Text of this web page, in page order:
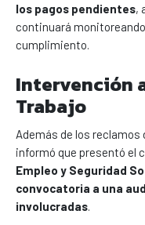
los pagos pendientes,
continuará
cumplimiento.
Intervención
Trabajo
Además de los reclamos
informó que presentó el
Empleo y Seguridad
convocatoria a una
involucradas